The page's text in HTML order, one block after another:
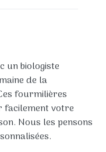
un biologiste
de la
fourmilières
facilement votre
Nous les pensons